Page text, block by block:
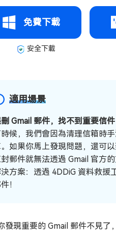
免費下載
安全下載
適用場景
Gmail 郵件，找不到重要信件
候，我們會因為清理信箱時
如果你馬上發現問題，還可
郵件就無法透過 Gmail 官方的
方案：透過 4DDiG 資料救援
！
發現重要的 Gmail 郵件不見了